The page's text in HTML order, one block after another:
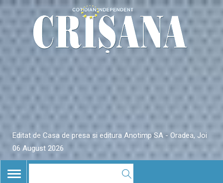
Editat de Casa de presa si editura Anotimp SA - Oradea, Joi
06 August 2026
TOGGLE